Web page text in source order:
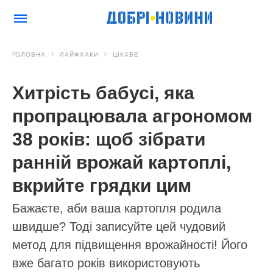
ГОЛОВНА ЛАЙФХАКИ ЦІКАВЕ
Хитрість бабусі, яка
пропрацювала агрономом
38 років: щоб зібрати
ранній врожай картоплі,
вкрийте грядки цим
Бажаєте, аби ваша картопля родила
швидше? Тоді записуйте цей чудовий
метод для підвищення врожайності! Його
вже багато років використовують